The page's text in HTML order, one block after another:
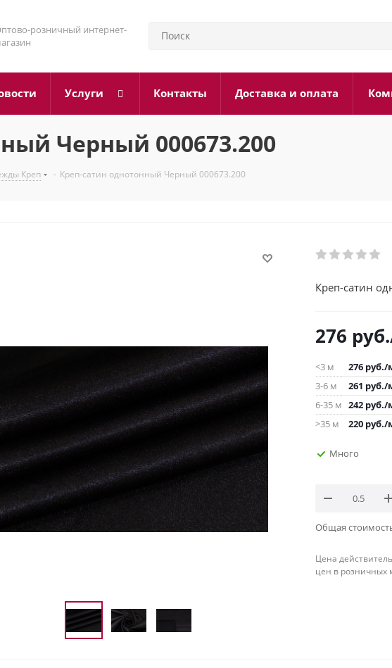
розничный интернет-
Услуги Контакты Доставка и оплата
Черный 000673.200
Креп - Креп-сатин однотонный Черный 000673.200
Креп-сатин
276 руб.
<3 м 276 руб./
3-6 м
261 руб./
6-35 м 242 руб./
>35 м
220 руб./
Много
Общая
Цена
цен в розничных